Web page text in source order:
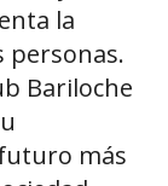
la
personas.
Bariloche
más